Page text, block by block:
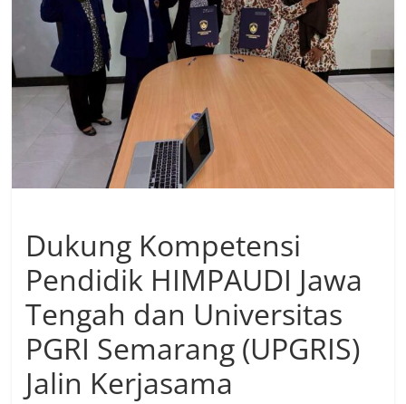
Dukung Kompetensi
Pendidik HIMPAUDI Jawa
Tengah dan Universitas
PGRI Semarang (UPGRIS)
Jalin Kerjasama